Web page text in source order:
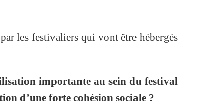
les festivaliers qui vont être hébergés
importante au sein du festival
d’une forte cohésion sociale ?